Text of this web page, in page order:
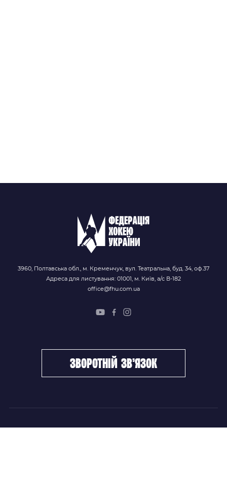
3960, Полтавська обл., м. Кременчук, вул. Театральна, буд. 34, оф.37
Адреса для листування: 01001, м. Київ, а/с В-182
office@fhu.com.ua
зворотній зв’язок